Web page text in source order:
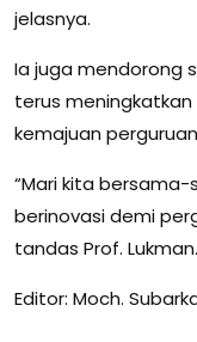
jelasnya.
Ia juga mendorong
terus
kemajuan
“Mari kita
berinovasi demi
tandas Prof. Lukman.
Editor: Moch.